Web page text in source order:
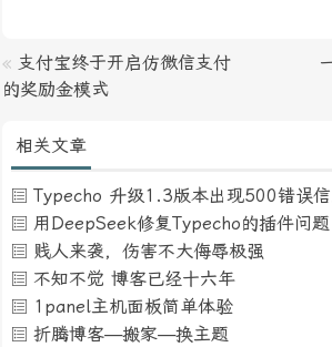
« 支付宝终于开启仿微信支付
的奖励金模式
相关文章
Typecho 升级1.3版本出现500错误
用DeepSeek修复Typecho的插件问题
贱人来袭，伤害不大侮辱极强
不知不觉 博客已经十六年
1panel主机面板简单体验
折腾博客—搬家—换主题